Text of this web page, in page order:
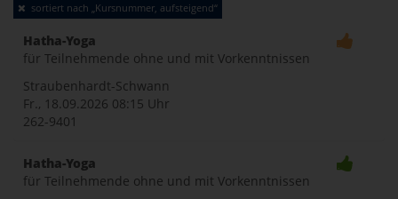
sortiert nach „Kursnummer, aufsteigend“
Hatha-Yoga
für Teilnehmende ohne und mit Vorkenntnissen
Straubenhardt-Schwann
Fr., 18.09.2026 08:15 Uhr
262-9401
Hatha-Yoga
für Teilnehmende ohne und mit Vorkenntnissen